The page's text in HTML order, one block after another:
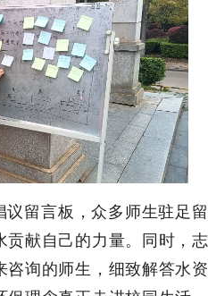
议留言板，众多师生驻足留
贡献自己的力量。同时，志
咨询的师生，细致解答水资